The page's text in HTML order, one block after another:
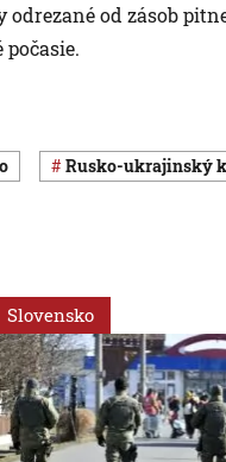
od zásob
rusko-ukrajinský
Slovensko